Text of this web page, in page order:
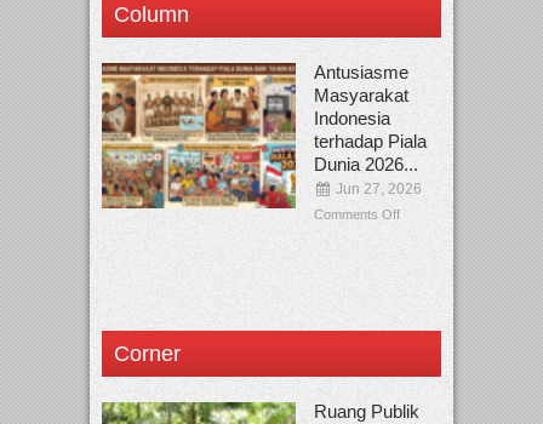
Column
Antusiasme
Masyarakat
Indonesia
terhadap Piala
Dunia 2026...
Jun 27, 2026
Comments Off
Corner
Ruang Publik